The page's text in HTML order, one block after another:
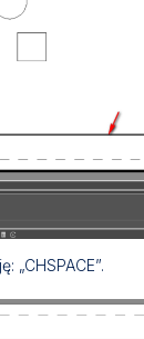
„CHSPACE”.